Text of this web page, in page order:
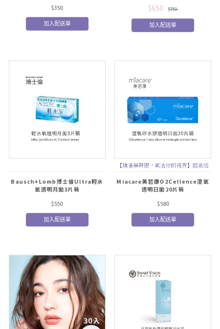
$350
加入配送單
$650 $750
加入配送單
Bausch+Lomb博士倫Ultra輕水
氧透明月拋3片裝
$550
加入配送單
【精湛無時限，氧活你的視界】超高透
氧量，完美舒適再升級！
Miacare美若康O2Cellence澄氧
透明日拋20片裝
$580
加入配送單